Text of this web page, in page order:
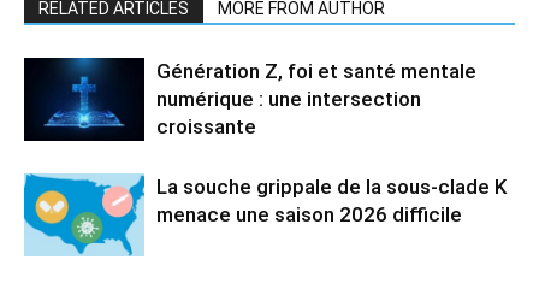
RELATED ARTICLES MORE FROM AUTHOR
Génération Z, foi et santé mentale
numérique : une intersection
croissante
La souche grippale de la sous-clade K
menace une saison 2026 difficile